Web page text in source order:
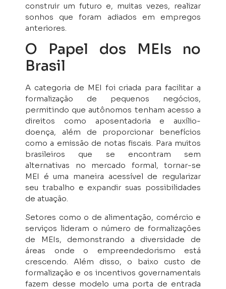
construir um futuro e, muitas vezes, realizar
sonhos que foram adiados em empregos
anteriores.
O Papel dos MEIs no
Brasil
A categoria de MEI foi criada para facilitar a
formalização de pequenos negócios,
permitindo que autônomos tenham acesso a
direitos como aposentadoria e auxílio-
doença, além de proporcionar benefícios
como a emissão de notas fiscais. Para muitos
brasileiros que se encontram sem
alternativas no mercado formal, tornar-se
MEI é uma maneira acessível de regularizar
seu trabalho e expandir suas possibilidades
de atuação.
Setores como o de alimentação, comércio e
serviços lideram o número de formalizações
de MEIs, demonstrando a diversidade de
áreas onde o empreendedorismo está
crescendo. Além disso, o baixo custo de
formalização e os incentivos governamentais
fazem desse modelo uma porta de entrada